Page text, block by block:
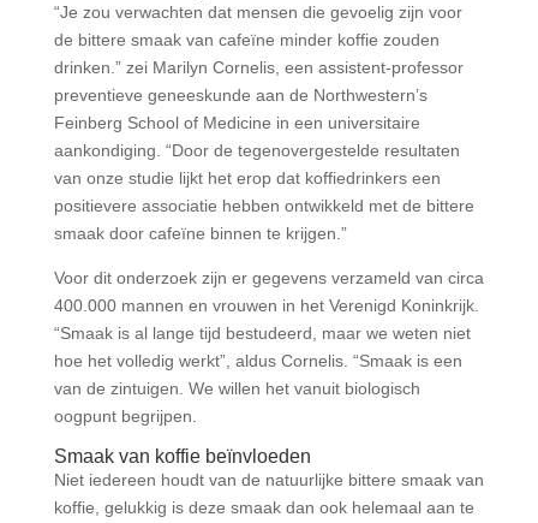
“Je zou verwachten dat mensen die gevoelig zijn voor
de bittere smaak van cafeïne minder koffie zouden
drinken.” zei Marilyn Cornelis, een assistent-professor
preventieve geneeskunde aan de Northwestern’s
Feinberg School of Medicine in een universitaire
aankondiging. “Door de tegenovergestelde resultaten
van onze studie lijkt het erop dat koffiedrinkers een
positievere associatie hebben ontwikkeld met de bittere
smaak door cafeïne binnen te krijgen.”
Voor dit onderzoek zijn er gegevens verzameld van circa
400.000 mannen en vrouwen in het Verenigd Koninkrijk.
“Smaak is al lange tijd bestudeerd, maar we weten niet
hoe het volledig werkt”, aldus Cornelis. “Smaak is een
van de zintuigen. We willen het vanuit biologisch
oogpunt begrijpen.
Smaak van koffie beïnvloeden
Niet iedereen houdt van de natuurlijke bittere smaak van
koffie, gelukkig is deze smaak dan ook helemaal aan te